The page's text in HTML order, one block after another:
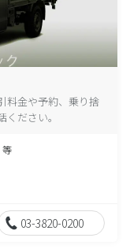
料金や予約、乗り捨
ださい。
等
03-3820-0200